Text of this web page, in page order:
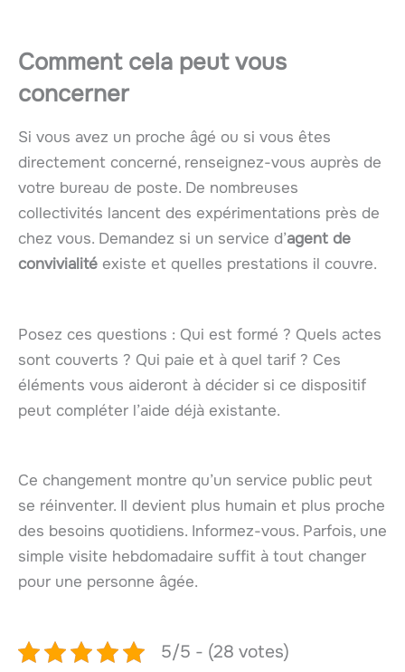
Comment cela peut vous
concerner
Si vous avez un proche âgé ou si vous êtes
directement concerné, renseignez-vous auprès de
votre bureau de poste. De nombreuses
collectivités lancent des expérimentations près de
chez vous. Demandez si un service d’agent de
convivialité existe et quelles prestations il couvre.
Posez ces questions : Qui est formé ? Quels actes
sont couverts ? Qui paie et à quel tarif ? Ces
éléments vous aideront à décider si ce dispositif
peut compléter l’aide déjà existante.
Ce changement montre qu’un service public peut
se réinventer. Il devient plus humain et plus proche
des besoins quotidiens. Informez-vous. Parfois, une
simple visite hebdomadaire suffit à tout changer
pour une personne âgée.
5/5 - (28 votes)